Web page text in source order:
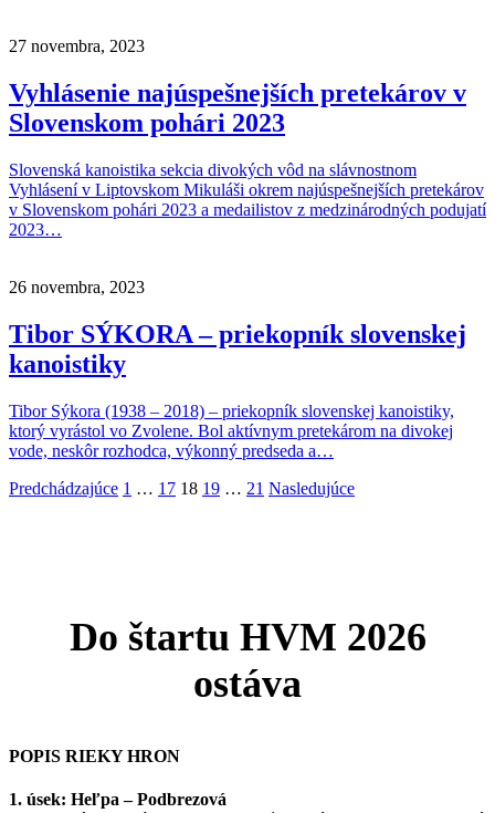
27 novembra, 2023
Vyhlásenie najúspešnejších pretekárov v
Slovenskom pohári 2023
Slovenská kanoistika sekcia divokých vôd na slávnostnom
Vyhlásení v Liptovskom Mikuláši okrem najúspešnejších pretekárov
v Slovenskom pohári 2023 a medailistov z medzinárodných podujatí
2023…
26 novembra, 2023
Tibor SÝKORA – priekopník slovenskej
kanoistiky
Tibor Sýkora (1938 – 2018) – priekopník slovenskej kanoistiky,
ktorý vyrástol vo Zvolene. Bol aktívnym pretekárom na divokej
vode, neskôr rozhodca, výkonný predseda a…
Stránkovanie
Predchádzajúce 1 … 17 18 19 … 21 Nasledujúce
Do štartu HVM 2026
ostáva
POPIS RIEKY HRON
1. úsek: Heľpa – Podbrezová